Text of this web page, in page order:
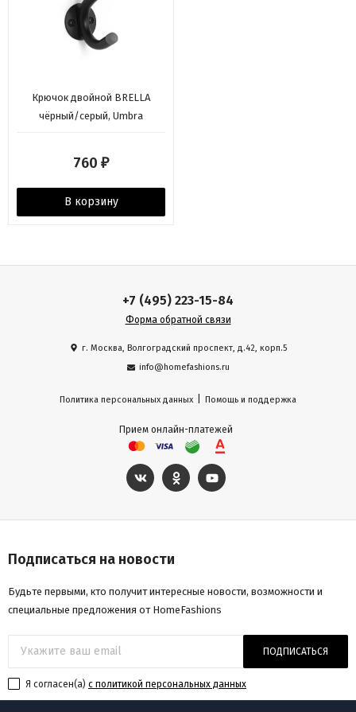
Крючок двойной BRELLA
чёрный/серый, Umbra
760 ₽
В корзину
+7 (495) 223-15-84
Форма обратной связи
г. Москва, Волгоградский проспект, д.42, корп.5
info@homefashions.ru
Политика персональных данных Помощь и поддержка
Прием онлайн-платежей
Подписаться на новости
Будьте первыми, кто получит интересные новости, возможности и
специальные предложения от HomeFashions
ПОДПИСАТЬСЯ
Я согласен(a) с политикой персональных данных